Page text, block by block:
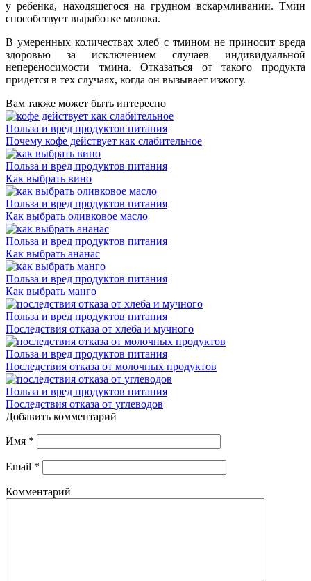
у ребенка, находящегося на грудном вскармливании. Тмин
способствует выработке молока.
В умеренных количествах хлеб с тмином не приносит вреда
здоровью за исключением случаев индивидуальной
непереносимости тмина. Отказаться от такого продукта
придется в тех случаях, когда он вызывает изжогу.
Вам также может быть интересно
Польза и вред продуктов питания
Почему кофе действует как слабительное
Польза и вред продуктов питания
Как выбрать вино
Польза и вред продуктов питания
Как выбрать оливковое масло
Польза и вред продуктов питания
Как выбрать ананас
Польза и вред продуктов питания
Как выбрать манго
Польза и вред продуктов питания
Последствия отказа от хлеба и мучного
Польза и вред продуктов питания
Последствия отказа от молочных продуктов
Польза и вред продуктов питания
Последствия отказа от углеводов
Добавить комментарий
Имя *
Email *
Комментарий